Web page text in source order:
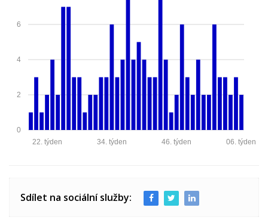
0
2
4
6
06. týden
46. týden
34. týden
22. týden
Sdílet na sociální služby: